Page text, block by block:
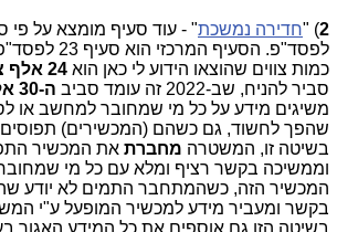
2
) "חדירה נמשכת
לפסד"פ. הסעיף
כמות צווים שהוצאו הידוע לי כאן הוא
סביר להניח, שב-2022 זה עומד סביב
ה-30 אלף צווים
משיגים מידע על כל מי שמחובר למחשב או
שהפך לחשוד, גם כשהם (המכשירים)
בשיטה זו, המשטרה מחברת את המכשיר
וממשיכה בקשר רציף ומלא עם כל מי
המכשיר הזה, כשהמתחבר התמים לא יודע
בקשר ומעביר מידע למכשיר המופעל ע"י
בשיטה הזו גם אוספים את כל המידע האגור